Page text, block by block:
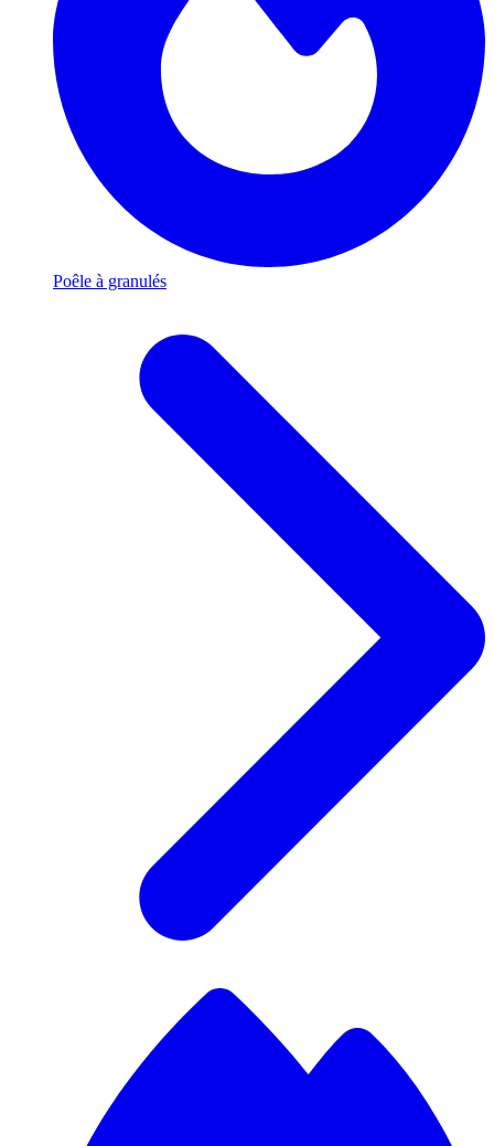
Poêle à granulés